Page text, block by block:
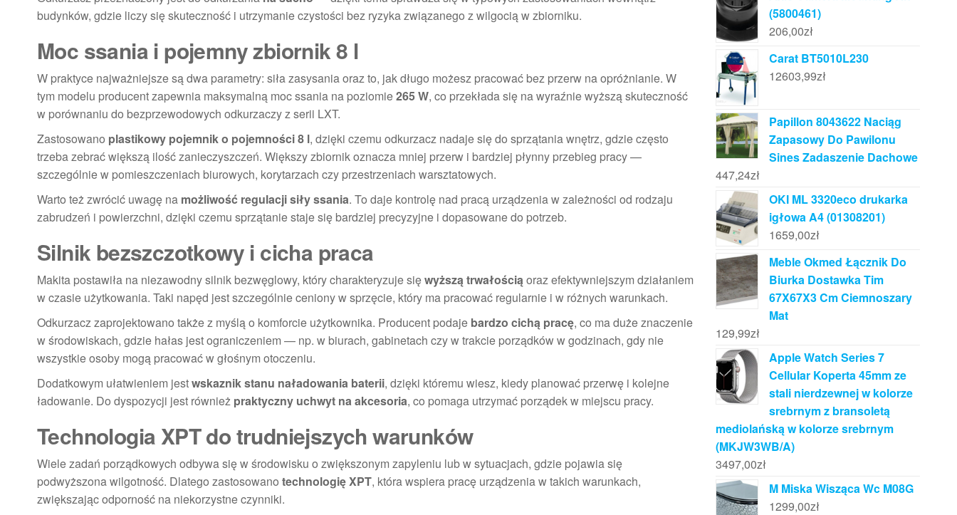
budynków, gdzie liczy się skuteczność i utrzymanie czystości bez ryzyka związanego z wilgocią w zbiorniku.
Moc ssania i pojemny zbiornik 8 l
W praktyce najważniejsze są dwa parametry: siła zasysania oraz to, jak długo możesz pracować bez przerw na opróżnianie. W
tym modelu producent zapewnia maksymalną moc ssania na poziomie265 W, co przekłada się na wyraźnie wyższą skuteczność
w porównaniu do bezprzewodowych odkurzaczy z serii LXT.
Zastosowano plastikowy pojemnik o pojemności 8 l, dzięki czemu odkurzacz nadaje się do sprzątania wnętrz, gdzie często
trzeba zebrać większą ilość zanieczyszczeń. Większy zbiornik oznacza mniej przerw i bardziej płynny przebieg pracy —
szczególnie w pomieszczeniach biurowych, korytarzach czy przestrzeniach warsztatowych.
Warto też zwrócić uwagę na możliwość regulacji siły ssania. To daje kontrolę nad pracą urządzenia w zależności od rodzaju
zabrudzeń i powierzchni, dzięki czemu sprzątanie staje się bardziej precyzyjne i dopasowane do potrzeb.
Silnik bezszczotkowy i cicha praca
Makita postawiła na niezawodny silnik bezwęglowy, który charakteryzuje sięwyższą trwałościąoraz efektywniejszym działaniem
w czasie użytkowania. Taki napęd jest szczególnie ceniony w sprzęcie, który ma pracować regularnie i w różnych warunkach.
Odkurzacz zaprojektowano także z myślą o komforcie użytkownika. Producent podaje bardzo cichą pracę, co ma duże znaczenie
w środowiskach, gdzie hałas jest ograniczeniem — np. w biurach, gabinetach czy w trakcie porządków w godzinach, gdy nie
wszystkie osoby mogą pracować w głośnym otoczeniu.
Dodatkowym ułatwieniem jestwskaznik stanu naładowania baterii, dzięki któremu wiesz, kiedy planować przerwę i kolejne
ładowanie. Do dyspozycji jest również praktyczny uchwyt na akcesoria, co pomaga utrzymać porządek w miejscu pracy.
Technologia XPT do trudniejszych warunków
Wiele zadań porządkowych odbywa się w środowisku o zwiększonym zapyleniu lub w sytuacjach, gdzie pojawia się
podwyższona wilgotność. Dlatego zastosowano technologię XPT, która wspiera pracę urządzenia w takich warunkach,
zwiększając odporność na niekorzystne czynniki.
(5800461)
206,00zł
Carat BT5010L230
12603,99zł
Papillon 8043622 Naciąg
Zapasowy Do Pawilonu
Sines Zadaszenie Dachowe
447,24zł
OKI ML 3320eco drukarka
igłowa A4 (01308201)
1659,00zł
Meble Okmed Łącznik Do
Biurka Dostawka Tim
67X67X3 Cm Ciemnoszary
Mat
129,99zł
Apple Watch Series 7
Cellular Koperta 45mm ze
stali nierdzewnej w kolorze
srebrnym z bransoletą
mediolańską w kolorze srebrnym
(MKJW3WB/A)
3497,00zł
M Miska Wisząca Wc M08G
1299,00zł